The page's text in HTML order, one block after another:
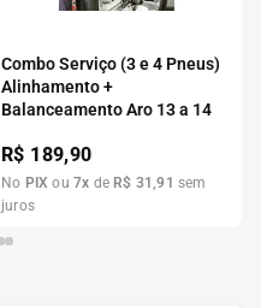
Combo Serviço (3 e 4 Pneus)
Alinhamento +
Balanceamento Aro 13 a 14
R$ 189,90
No PIX ou7x de R$ 31 ,91 sem
juros